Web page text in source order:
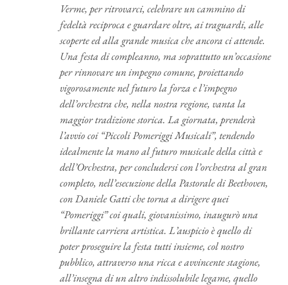
Verme, per ritrovarci, celebrare un cammino di
fedeltà reciproca e guardare oltre, ai traguardi, alle
scoperte ed alla grande musica che ancora ci attende.
Una festa di compleanno, ma soprattutto un’occasione
per rinnovare un impegno comune, proiettando
vigorosamente nel futuro la forza e l’impegno
dell’orchestra che, nella nostra regione, vanta la
maggior tradizione storica. La giornata, prenderà
l’avvio coi “Piccoli Pomeriggi Musicali”, tendendo
idealmente la mano al futuro musicale della città e
dell’Orchestra, per concludersi con l’orchestra al gran
completo, nell’esecuzione della Pastorale di Beethoven,
con Daniele Gatti che torna a dirigere quei
“Pomeriggi” coi quali, giovanissimo, inaugurò una
brillante carriera artistica. L’auspicio è quello di
poter proseguire la festa tutti insieme, col nostro
pubblico, attraverso una ricca e avvincente stagione,
all’insegna di un altro indissolubile legame, quello